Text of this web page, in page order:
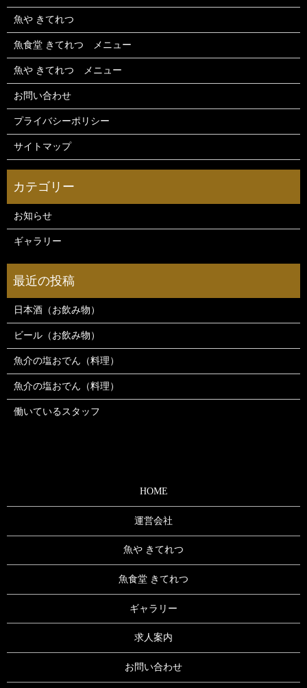
魚や きてれつ
魚食堂 きてれつ メニュー
魚や きてれつ メニュー
お問い合わせ
プライバシーポリシー
サイトマップ
お知らせ
ギャラリー
日本酒（お飲み物）
ビール（お飲み物）
魚介の塩おでん（料理）
魚介の塩おでん（料理）
働いているスタッフ
HOME
運営会社
魚や きてれつ
魚食堂 きてれつ
ギャラリー
求人案内
お問い合わせ